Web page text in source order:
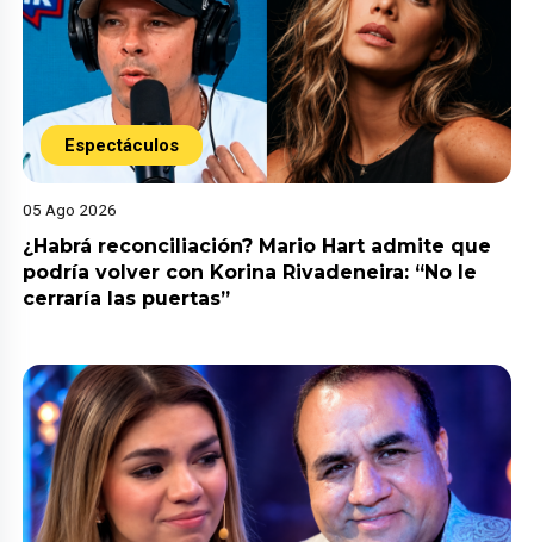
Espectáculos
05 Ago 2026
¿Habrá reconciliación? Mario Hart admite que
podría volver con Korina Rivadeneira: “No le
cerraría las puertas”